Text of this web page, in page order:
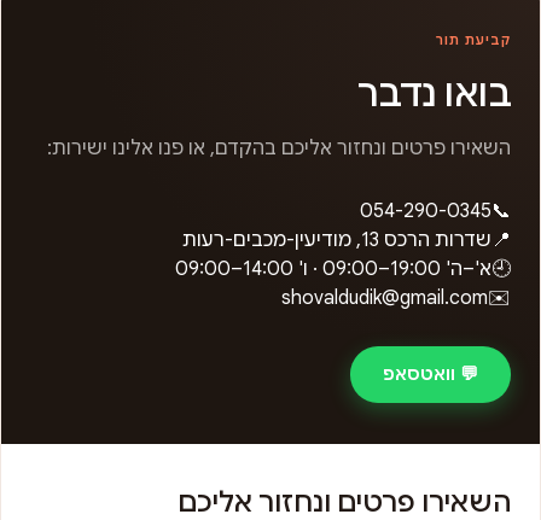
קביעת תור
בואו נדבר
השאירו פרטים ונחזור אליכם בהקדם, או פנו אלינו ישירות:
📞
054-290-0345
📍 שדרות הרכס 13, מודיעין-מכבים-רעות
🕘א'–ה' 09:00–19:00 · ו' 09:00–14:00
✉️
shovaldudik@gmail.com
💬 וואטסאפ
השאירו פרטים ונחזור אליכם